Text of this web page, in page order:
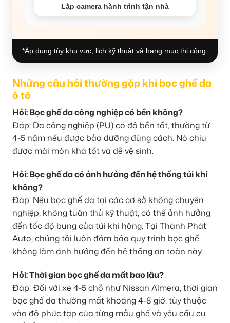
Lắp camera hành trình tận nhà
*Áp dụng tùy khu vực, lịch kỹ thuật và hạng mục thi công.
Những câu hỏi thường gặp khi bọc ghế da
ô tô
Hỏi: Bọc ghế da công nghiệp có bền không?
Đáp: Da công nghiệp (PU) có độ bền tốt, thường từ
4-5 năm nếu được bảo dưỡng đúng cách. Nó chịu
được mài mòn khá tốt và dễ vệ sinh.
Hỏi: Bọc ghế da có ảnh hưởng đến hệ thống túi khí
không?
Đáp: Nếu bọc ghế da tại các cơ sở không chuyên
nghiệp, không tuân thủ kỹ thuật, có thể ảnh hưởng
đến tốc độ bung của túi khí hông. Tại Thành Phát
Auto, chúng tôi luôn đảm bảo quy trình bọc ghế
không làm ảnh hưởng đến hệ thống an toàn này.
Hỏi: Thời gian bọc ghế da mất bao lâu?
Đáp: Đối với xe 4-5 chỗ như Nissan Almera, thời gian
bọc ghế da thường mất khoảng 4-8 giờ, tùy thuộc
vào độ phức tạp của từng mẫu ghế và yêu cầu cụ